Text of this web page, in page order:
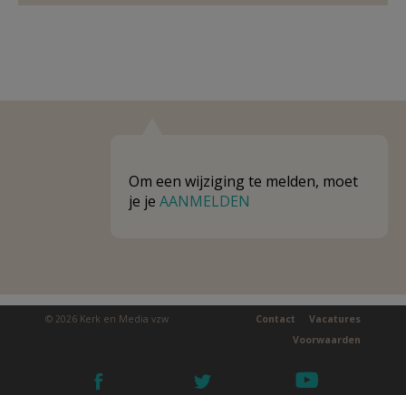
Om een wijziging te melden, moet
je je AANMELDEN
© 2026 Kerk en Media vzw Vacatures
Contact
Voorwaarden